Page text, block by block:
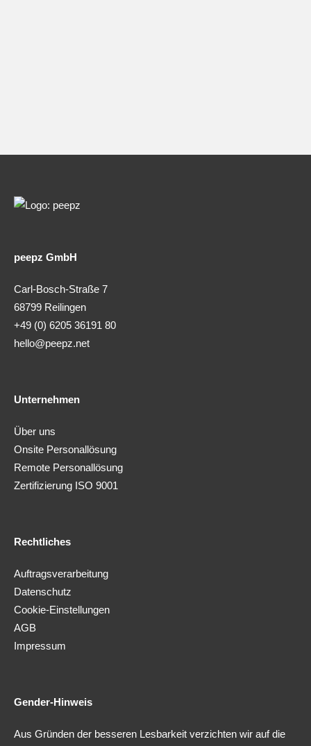
peepz GmbH
Carl-Bosch-Straße 7
68799 Reilingen
+49 (0) 6205 36191 80
hello@peepz.net
Unternehmen
Über uns
Onsite Personallösung
Remote Personallösung
Zertifizierung ISO 9001
Rechtliches
Auftragsverarbeitung
Datenschutz
Cookie-Einstellungen
AGB
Impressum
Gender-Hinweis
Aus Gründen der besseren Lesbarkeit verzichten wir auf die